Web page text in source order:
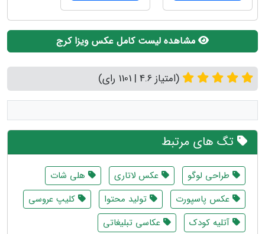
مشاهده لیست کامل عکس ویزا کرج
(امتیاز 4.6 | 1101 رای)
تگ های مرتبط
طراحی لوگو عکس لاتاری
هلی شات
عکس پاسپورت
تولید محتوا
کلیپ عروسی
آتلیه کودک
عکاسی تبلیغاتی